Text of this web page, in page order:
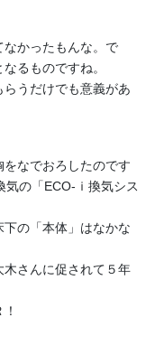
かったもんな。で
るものですね。
うだけでも意義があ
なでおろしたのです
の「ECO-ｉ換気シス
の「本体」はなかな
さんに促されて５年